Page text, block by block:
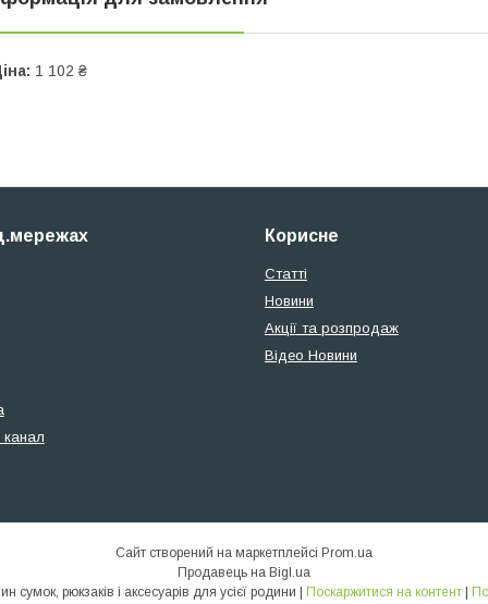
1 102 ₴
канал
Корисне
Статті
Новини
Акції та розпродаж
Відео Новини
Сайт створений на маркетплейсі Prom.ua
Продавець на Bigl.ua
Поскаржитися на контент